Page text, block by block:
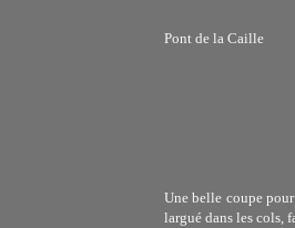
Pont de la Caille
Une belle coupe
largué dans les cols,